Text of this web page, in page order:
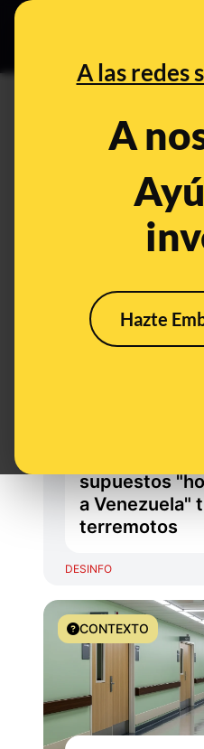
A las redes
A
Hazte
"Niños
Venezuela" en
vídeos
supuestos
a Venezuela"
terremotos
DESINFO
CONTEXTO